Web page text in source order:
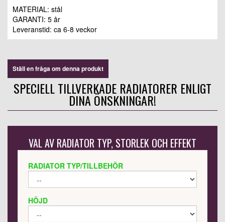
MATERIAL: stål
GARANTI: 5 år
Leveranstid: ca 6-8 veckor
Ställ en fråga om denna produkt
SPECIELL TILLVERKADE RADIATORER ENLIGT
DINA ÖNSKNINGAR!
VAL AV RADIATOR TYP, STORLEK OCH EFFEKT
RADIATOR TYP/TILLBEHÖR
HÖJD